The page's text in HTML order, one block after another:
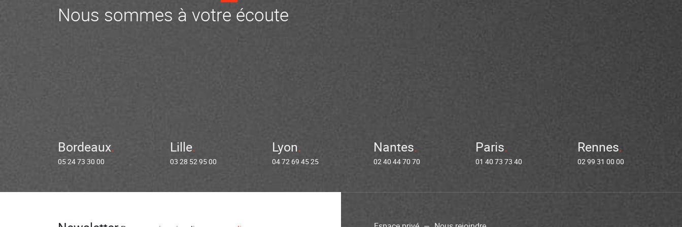
Nous sommes à votre écoute
Bordeaux
05 24 73 30 00
Lille
03 28 52 95 00
Lyon
04 72 69 45 25
Nantes
02 40 44 70 70
Paris
01 40 73 73 40
Rennes
02 99 31 00 00